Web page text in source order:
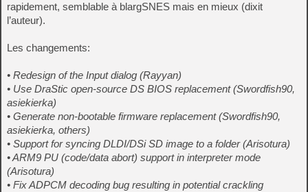
rapidement, semblable à blargSNES mais en mieux (dixit
l’auteur).
Les changements:
• Redesign of the Input dialog (Rayyan)
• Use DraStic open-source DS BIOS replacement (Swordfish90,
asiekierka)
• Generate non-bootable firmware replacement (Swordfish90,
asiekierka, others)
• Support for syncing DLDI/DSi SD image to a folder (Arisotura)
• ARM9 PU (code/data abort) support in interpreter mode
(Arisotura)
• Fix ADPCM decoding bug resulting in potential crackling